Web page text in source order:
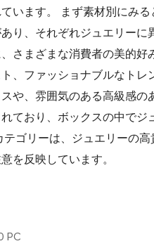
います。 まず素材別にみ
り、それぞれジュエリー
さまざまな消費者の美的好
、ファッショナブルなトレ
や、雰囲気のある高級感の
ており、ボックスの中でジ
テゴリーは、ジュエリーの
を反映しています。
PC